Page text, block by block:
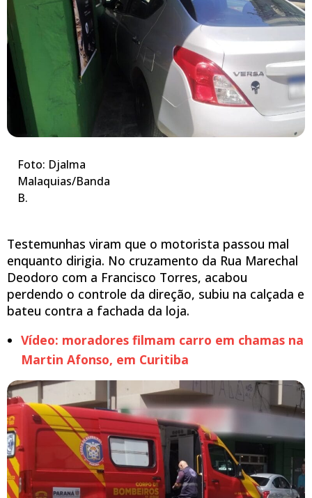
Foto: Djalma
Malaquias/Banda
B.
Testemunhas viram que o motorista passou mal
enquanto dirigia. No cruzamento da Rua Marechal
Deodoro com a Francisco Torres, acabou
perdendo o controle da direção, subiu na calçada e
bateu contra a fachada da loja.
Vídeo: moradores filmam carro em chamas na
Martin Afonso, em Curitiba